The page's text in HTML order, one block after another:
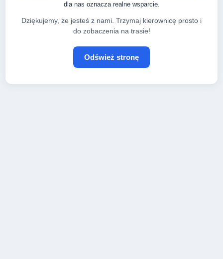
dla nas oznacza realne wsparcie.
Dziękujemy, że jesteś z nami. Trzymaj kierownicę prosto i
do zobaczenia na trasie!
Odśwież stronę